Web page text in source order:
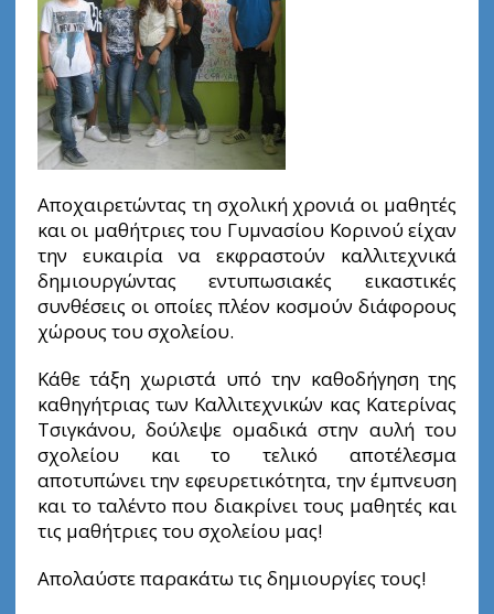
Αποχαιρετώντας τη σχολική χρονιά οι μαθητές
και οι μαθήτριες του Γυμνασίου Κορινού είχαν
την ευκαιρία να εκφραστούν καλλιτεχνικά
δημιουργώντας εντυπωσιακές εικαστικές
συνθέσεις οι οποίες πλέον κοσμούν διάφορους
χώρους του σχολείου.
Κάθε τάξη χωριστά υπό την καθοδήγηση της
καθηγήτριας των Καλλιτεχνικών κας Κατερίνας
Τσιγκάνου, δούλεψε ομαδικά στην αυλή του
σχολείου και το τελικό αποτέλεσμα
αποτυπώνει την εφευρετικότητα, την έμπνευση
και το ταλέντο που διακρίνει τους μαθητές και
τις μαθήτριες του σχολείου μας!
Απολαύστε παρακάτω τις δημιουργίες τους!